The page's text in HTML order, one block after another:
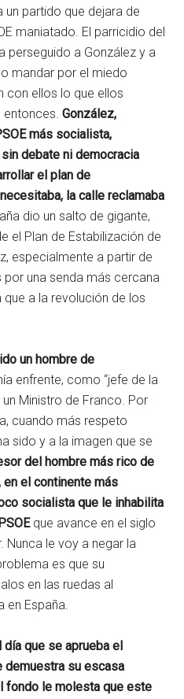
un partido que dejara de
maniatado. El parricidio del
perseguido a González y a
mandar por el miedo
con ellos lo que ellos
entonces.González,
más socialista,
debate ni democracia
el plan de
la calle reclamaba
dio un salto de gigante,
el Plan de Estabilización de
especialmente a partir de
por una senda más cercana
a la revolución de los
un hombre de
enfrente, como “jefe de la
Ministro de Franco. Por
cuando más respeto
sido y a la imagen que se
del hombre más rico de
en el continente más
socialista que le inhabilita
que avance en el siglo
Nunca le voy a negar la
es que su
en las ruedas al
en España.
que se aprueba el
demuestra su escasa
fondo le molesta que este